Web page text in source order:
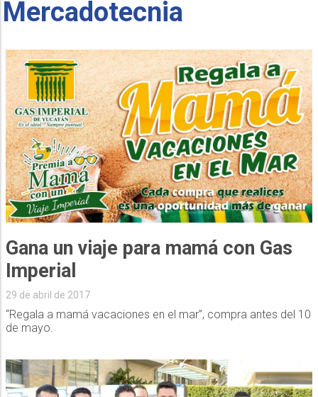
Mercadotecnia
Gana un viaje para mamá con Gas
Imperial
29 de abril de 2017
“Regala a mamá vacaciones en el mar”, compra antes del 10
de mayo.